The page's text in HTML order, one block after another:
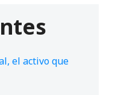
el activo que